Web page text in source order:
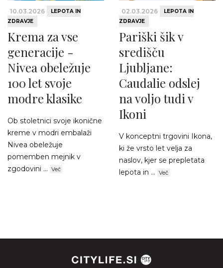
10.03.2026
LEPOTA IN
ZDRAVJE
Krema za vse
generacije -
Nivea obeležuje
100 let svoje
modre klasike
Ob stoletnici svoje ikonične
kreme v modri embalaži
Nivea obeležuje
pomemben mejnik v
zgodovini ... Več
02.03.2026
LEPOTA IN
ZDRAVJE
Pariški šik v
središču
Ljubljane:
Caudalie odslej
na voljo tudi v
Ikoni
V konceptni trgovini Ikona,
ki že vrsto let velja za
naslov, kjer se prepletata
lepota in ... Več